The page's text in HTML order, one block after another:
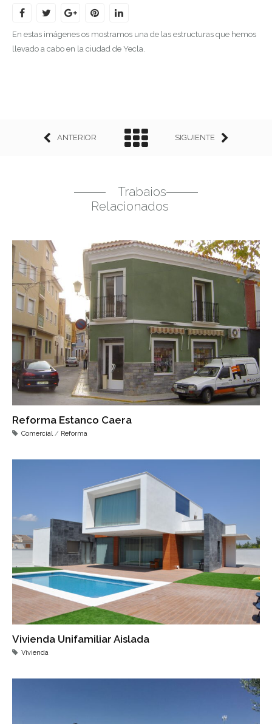
En estas imágenes os mostramos una de las estructuras que hemos
llevado a cabo en la ciudad de Yecla.
ANTERIOR SIGUIENTE
Trabajos
Relacionados
Reforma Estanco Caera
Comercial/ Reforma
Vivienda Unifamiliar Aislada
Vivienda